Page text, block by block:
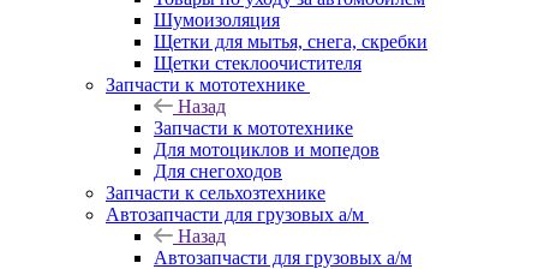
Шумоизоляция
Щетки для мытья, снега, скребки
Щетки стеклоочистителя
Запчасти к мототехнике
Назад
Запчасти к мототехнике
Для мотоциклов и мопедов
Для снегоходов
Запчасти к сельхозтехнике
Автозапчасти для грузовых а/м
Назад
Автозапчасти для грузовых а/м